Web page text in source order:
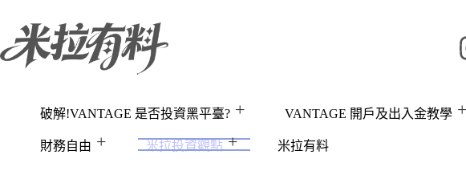
主
破解!VANTAGE 是否投資黑平臺? VANTAGE 開戶及出入金教學
財務自由 米拉投資觀點 米拉有料